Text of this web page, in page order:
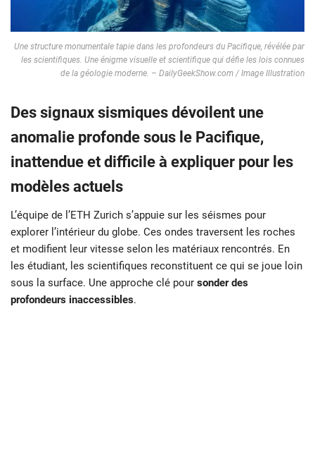
Une structure monumentale tapie dans les profondeurs du Pacifique, révélée par
les scientifiques. Une énigme visuelle et scientifique qui défie les lois connues
de la géologie moderne. – DailyGeekShow.com / Image Illustration
Des signaux sismiques dévoilent une
anomalie profonde sous le Pacifique,
inattendue et difficile à expliquer pour les
modèles actuels
L’équipe de l’ETH Zurich s’appuie sur les séismes pour
explorer l’intérieur du globe. Ces ondes traversent les roches
et modifient leur vitesse selon les matériaux rencontrés. En
les étudiant, les scientifiques reconstituent ce qui se joue loin
sous la surface. Une approche clé pour sonder des
profondeurs inaccessibles.